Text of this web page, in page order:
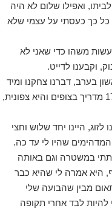
ואפילו שלום לא היה
כל כך כעסתי על עצמי שלא
משהו כדי שאני לא
וקבענו לדייט.
בערב, דברנו צחקנו ומיד
החלו הפרפרים בבטן, ומה אני ילד בן 17 מדריך בצופים והיא צפונית,
היינו יחד שלוש וחצי
שהיו לי עד כה.
במשטרה וגם באותה
היא אמרה לי שהיא כבר
מבין שהבועה שלי
להיות לבד אחרי תקופה